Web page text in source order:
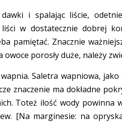
i spalając liście,
w dostatecznie dobrej
pamiętać. Znacznie
porosły duże, należy
Saletra wapniowa, jako
znaczenie ma dokładne
Toteż ilość wody powinna
[Na marginesie: na